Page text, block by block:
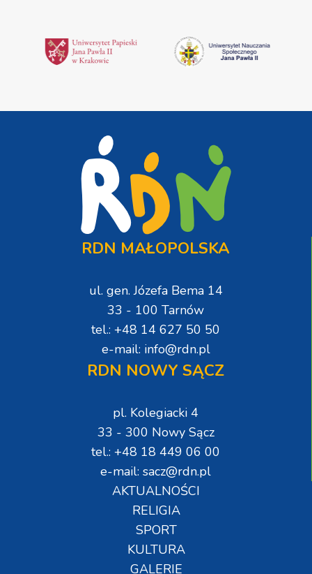
RDN MAŁOPOLSKA
ul. gen. Józefa Bema 14
33 - 100 Tarnów
tel.: +48 14 627 50 50
e-mail: info@rdn.pl
RDN NOWY SĄCZ
pl. Kolegiacki 4
33 - 300 Nowy Sącz
tel.: +48 18 449 06 00
e-mail: sacz@rdn.pl
AKTUALNOŚCI
RELIGIA
SPORT
KULTURA
GALERIE